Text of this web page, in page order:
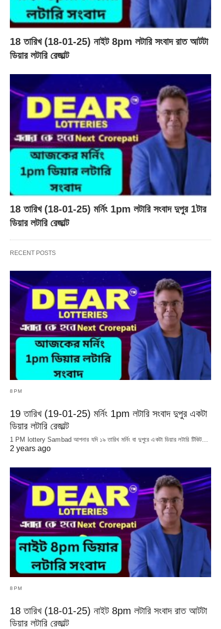
18 তারিখ (18-01-25) নাইট 8pm লটারি সংবাদ রাত আটটা
ডিয়ার লটারি রেজাল্ট
18 তারিখ (18-01-25) মর্নিং 1pm লটারি সংবাদ দুপুর 1টার
ডিয়ার লটারি রেজাল্ট
RECENT POSTS
8PM
19 তারিখ (19-01-25) মর্নিং 1pm লটারি সংবাদ দুপুর একটা
ডিয়ার লটারি রেজাল্ট
1 PM lottery Sambad আপনার যদি ১৯ তারিখ মর্নিং বা দুপুরে একটা ডিয়ার লটারি টিকিট…
2 years ago
8PM
18 তারিখ (18-01-25) নাইট 8pm লটারি সংবাদ রাত আটটা
ডিয়ার লটারি রেজাল্ট